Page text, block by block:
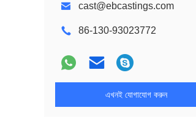
cast@ebcastings.com
86-130-93023772
এখনই যোগাযোগ করুন